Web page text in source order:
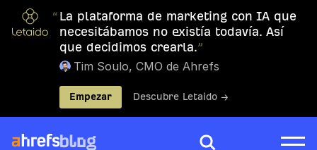
“ La plataforma de marketing con IA que
necesitábamos no existía todavía. Así
que decidimos crearla.”
Tim Soulo, CMO de Ahrefs
Empezar Descubre Letaido →